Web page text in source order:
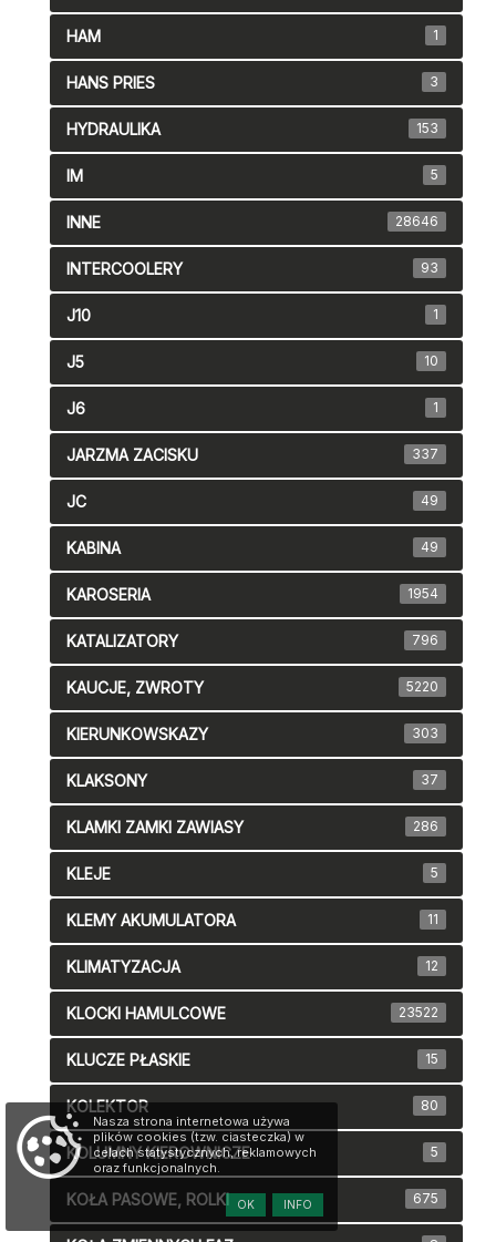
HAM 1
HANS PRIES 3
HYDRAULIKA 153
IM 5
INNE 28646
INTERCOOLERY 93
J10 1
J5 10
J6 1
JARZMA ZACISKU 337
JC 49
KABINA 49
KAROSERIA 1954
KATALIZATORY 796
KAUCJE, ZWROTY 5220
KIERUNKOWSKAZY 303
KLAKSONY 37
KLAMKI ZAMKI ZAWIASY 286
KLEJE 5
KLEMY AKUMULATORA 11
KLIMATYZACJA 12
KLOCKI HAMULCOWE 23522
KLUCZE PŁASKIE 15
KOLEKTOR 80
KOLUMNY KIEROWNICZE 5
KOŁA PASOWE, ROLKI 675
Nasza strona internetowa używa
plików cookies (tzw. ciasteczka) w
celach statystycznych, reklamowych
oraz funkcjonalnych.
INFO
OK